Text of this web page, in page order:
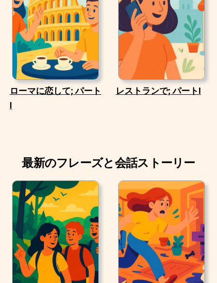
ローマに恋して; パート
I
レストランで; パートI
最新のフレーズと会話ストーリー